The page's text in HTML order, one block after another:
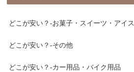
どこが安い？-お菓子・スイーツ・アイス
どこが安い？-その他
どこが安い？-カー用品・バイク用品